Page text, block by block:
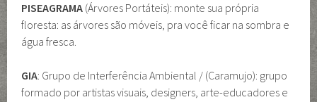
PISEAGRAMA (Árvores Portáteis): monte sua própria
floresta: as árvores são móveis, pra você ficar na sombra e
água fresca.
GIA: Grupo de Interferência Ambiental / (Caramujo): grupo
formado por artistas visuais, designers, arte-educadores e